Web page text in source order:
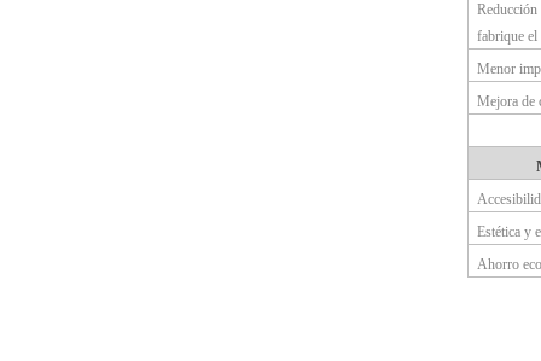
fabrique
Menor
Mejora de
Estética y
Ahorro